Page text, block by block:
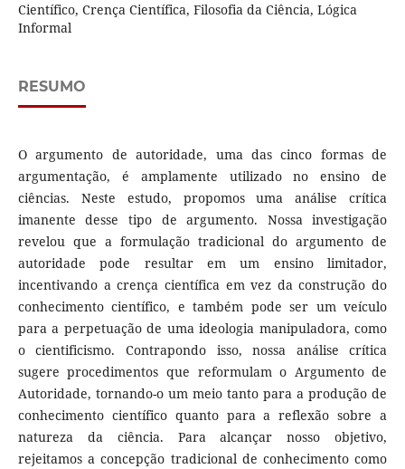
Científico, Crença Científica, Filosofia da Ciência, Lógica
Informal
RESUMO
O argumento de autoridade, uma das cinco formas de
argumentação, é amplamente utilizado no ensino de
ciências. Neste estudo, propomos uma análise crítica
imanente desse tipo de argumento. Nossa investigação
revelou que a formulação tradicional do argumento de
autoridade pode resultar em um ensino limitador,
incentivando a crença científica em vez da construção do
conhecimento científico, e também pode ser um veículo
para a perpetuação de uma ideologia manipuladora, como
o cientificismo. Contrapondo isso, nossa análise crítica
sugere procedimentos que reformulam o Argumento de
Autoridade, tornando-o um meio tanto para a produção de
conhecimento científico quanto para a reflexão sobre a
natureza da ciência. Para alcançar nosso objetivo,
rejeitamos a concepção tradicional de conhecimento como